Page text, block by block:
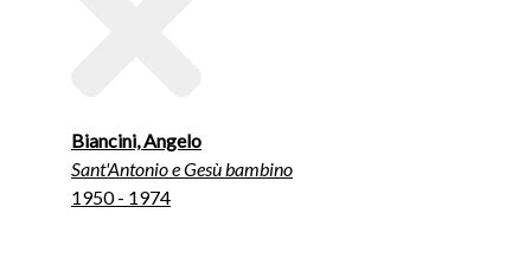
Biancini, Angelo
Sant'Antonio e Gesù bambino
1950 - 1974